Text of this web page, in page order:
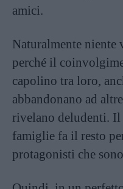
amici.
Naturalmente niente
perché il
capolino tra loro,
abbandonano ad
rivelano deludenti.
famiglie fa il resto
protagonisti che